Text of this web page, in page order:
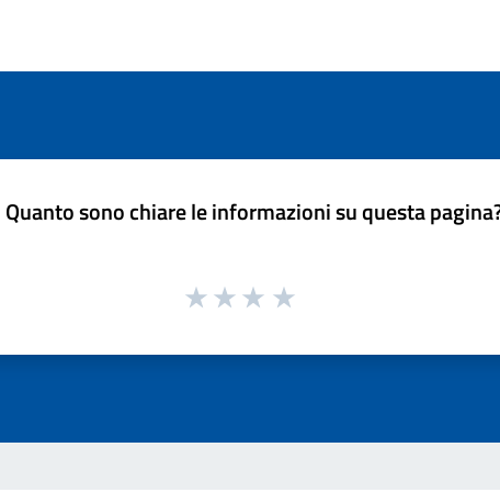
Quanto sono chiare le informazioni su questa